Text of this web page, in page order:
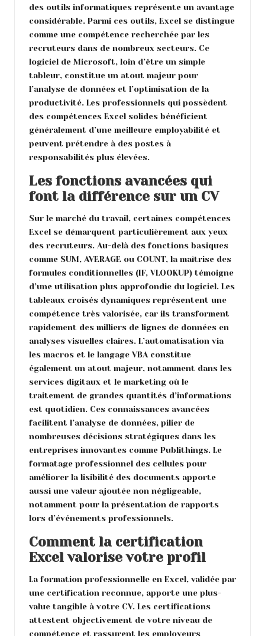
des outils informatiques représente un avantage
considérable. Parmi ces outils, Excel se distingue
comme une compétence recherchée par les
recruteurs dans de nombreux secteurs. Ce
logiciel de Microsoft, loin d’être un simple
tableur, constitue un atout majeur pour
l’analyse de données et l’optimisation de la
productivité. Les professionnels qui possèdent
des compétences Excel solides bénéficient
généralement d’une meilleure employabilité et
peuvent prétendre à des postes à
responsabilités plus élevées.
Les fonctions avancées qui
font la différence sur un CV
Sur le marché du travail, certaines compétences
Excel se démarquent particulièrement aux yeux
des recruteurs. Au-delà des fonctions basiques
comme SUM, AVERAGE ou COUNT, la maîtrise des
formules conditionnelles (IF, VLOOKUP) témoigne
d’une utilisation plus approfondie du logiciel. Les
tableaux croisés dynamiques représentent une
compétence très valorisée, car ils transforment
rapidement des milliers de lignes de données en
analyses visuelles claires. L’automatisation via
les macros et le langage VBA constitue
également un atout majeur, notamment dans les
services digitaux et le marketing où le
traitement de grandes quantités d’informations
est quotidien. Ces connaissances avancées
facilitent l’analyse de données, pilier de
nombreuses décisions stratégiques dans les
entreprises innovantes comme Publithings. Le
formatage professionnel des cellules pour
améliorer la lisibilité des documents apporte
aussi une valeur ajoutée non négligeable,
notamment pour la présentation de rapports
lors d’événements professionnels.
Comment la certification
Excel valorise votre profil
La formation professionnelle en Excel, validée par
une certification reconnue, apporte une plus-
value tangible à votre CV. Les certifications
attestent objectivement de votre niveau de
compétence et rassurent les employeurs